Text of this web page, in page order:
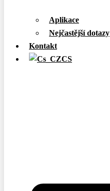
Aplikace
Nejčastější dotazy
Kontakt
CS